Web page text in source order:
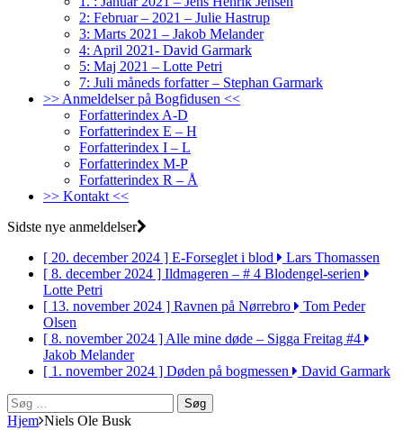
2: Februar – 2021 – Julie Hastrup
3: Marts 2021 – Jakob Melander
4: April 2021- David Garmark
5: Maj 2021 – Lotte Petri
7: Juli måneds forfatter – Stephan Garmark
>> Anmeldelser på Bogfidusen <<
Forfatterindex A-D
Forfatterindex E – H
Forfatterindex I – L
Forfatterindex M-P
Forfatterindex R – Å
>> Kontakt <<
Sidste nye anmeldelser
[ 20. december 2024 ] E-Forseglet i blod
Lars Thomassen
[ 8. december 2024 ] Ildmageren – # 4 Blodengel-serien
Lotte Petri
[ 13. november 2024 ] Ravnen på Nørrebro
Tom Peder
Olsen
[ 8. november 2024 ]Alle mine døde – Sigga Freitag #4
Jakob Melander
[ 1. november 2024 ] Døden på bogmessen
David Garmark
Søg
efter:
Hjem Niels Ole Busk